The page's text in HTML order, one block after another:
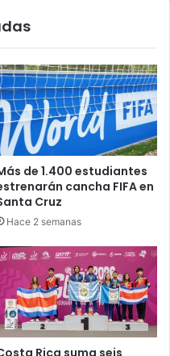
de 1.400 estudiantes
cancha FIFA en
Cruz
Hace 2 semanas
Rica suma seis